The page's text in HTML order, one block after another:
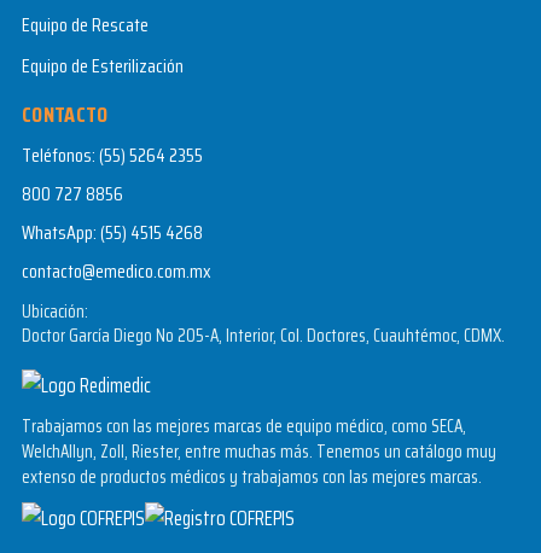
Equipo de Rescate
Equipo de Esterilización
CONTACTO
Teléfonos:(55) 5264 2355
800 727 8856
WhatsApp:(55) 4515 4268
contacto@emedico.com.mx
Ubicación:
Doctor García Diego No 205-A, Interior, Col. Doctores, Cuauhtémoc, CDMX.
Trabajamos con las mejores marcas de equipo médico, como SECA,
WelchAllyn, Zoll, Riester, entre muchas más. Tenemos un catálogo muy
extenso de productos médicos y trabajamos con las mejores marcas.